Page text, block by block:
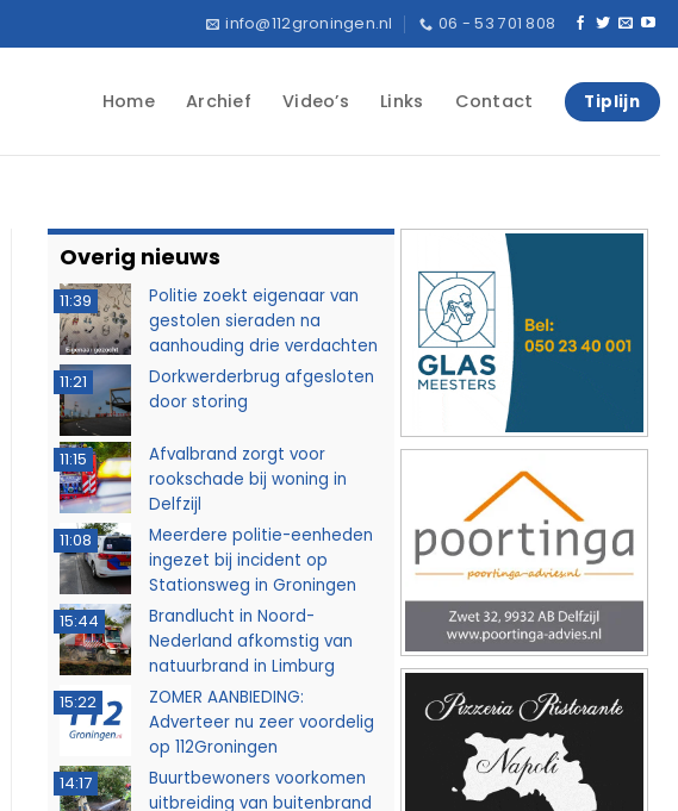
info@112groningen.nl 06 - 53 701 808
Home Archief Video’s Links Contact Tiplijn
Overig nieuws
11:39
Politie zoekt eigenaar van
gestolen sieraden na
aanhouding drie verdachten
11:21
Dorkwerderbrug afgesloten
door storing
11:15
Afvalbrand zorgt voor
rookschade bij woning in
Delfzijl
11:08
Meerdere politie-eenheden
ingezet bij incident op
Stationsweg in Groningen
15:44
Brandlucht in Noord-
Nederland afkomstig van
natuurbrand in Limburg
15:22
ZOMER AANBIEDING:
Adverteer nu zeer voordelig
op 112Groningen
14:17
Buurtbewoners voorkomen
uitbreiding van buitenbrand